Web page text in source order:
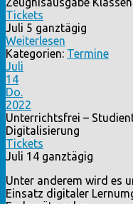
Tickets
Juli 5 ganztägig
Weiterlesen
Kategorien: Termine
Juli
14
Do.
2022
Unterrichtsfrei –
Digitalisierung
Tickets
Juli 14 ganztägig
Unter anderem wird es
Einsatz digitaler